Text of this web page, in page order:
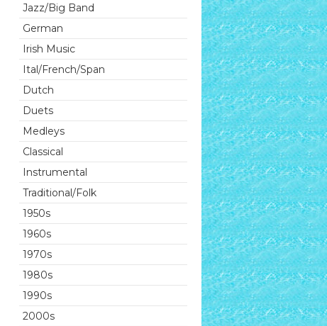
Jazz/Big Band
German
Irish Music
Ital/French/Span
Dutch
Duets
Medleys
Classical
Instrumental
Traditional/Folk
1950s
1960s
1970s
1980s
1990s
2000s